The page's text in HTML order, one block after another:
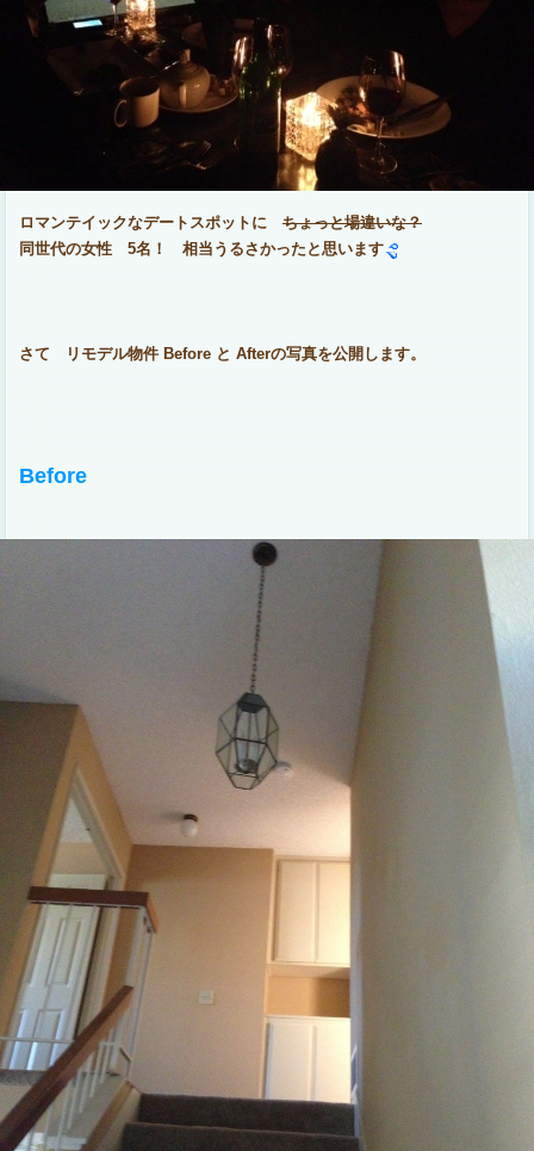
ロマンテイックなデートスポットに ちょっと場違いな？
同世代の女性 5名！ 相当うるさかったと思います
さて リモデル物件 Before と Afterの写真を公開します。
Before